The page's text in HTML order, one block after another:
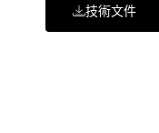
技術文件